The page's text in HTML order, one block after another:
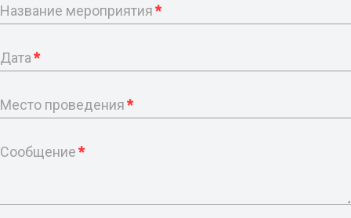
Название мероприятия*
Дата*
Место проведения*
Сообщение*